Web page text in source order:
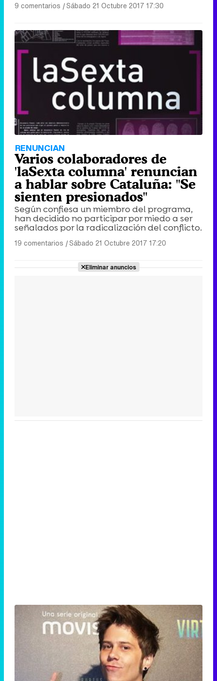
9 comentarios |Sábado 21 Octubre 2017 17:30
RENUNCIAN
Varios colaboradores de
'laSexta columna' renuncian
a hablar sobre Cataluña: "Se
sienten presionados"
Según confiesa un miembro del programa,
han decidido no participar por miedo a ser
señalados por la radicalización del conflicto.
19 comentarios |Sábado 21 Octubre 2017 17:20
Eliminar anuncios